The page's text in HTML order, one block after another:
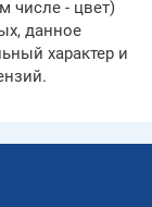
числе - цвет)
данное
характер и